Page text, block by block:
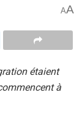
AA
étaient
à